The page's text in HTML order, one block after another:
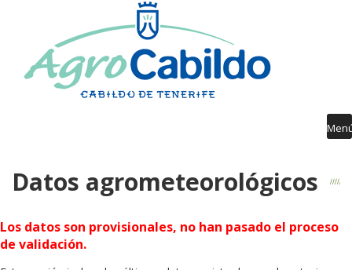
Datos agrometeorológicos
Los datos son provisionales, no han pasado el proceso
de validación.
AGROCABILDO
RIEGO
AGROMETEOROLOGÍA
PUBLICACIONES